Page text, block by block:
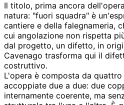
Il titolo, prima ancora
natura: "fuori squadra" è
cantiere e della falegnameria,
cui angolazione non rispetta
dal progetto, un difetto, in
Cavenago trasforma qui il
costruttivo.
L'opera è composta da
accoppiate due a due: due
internamente coerente, ma